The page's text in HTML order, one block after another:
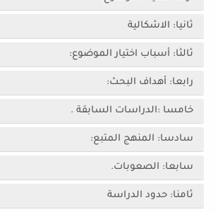
ثانيا: الاشكالية
ثالثا: أسباب اختيار الموضوع:
رابعا: أهداف البحث:
خامسا :الدراسات السابقة .
سادسا: المنهج المتبع:
سابعا: الصعوبات.
ثامنا: حدود الدراسة